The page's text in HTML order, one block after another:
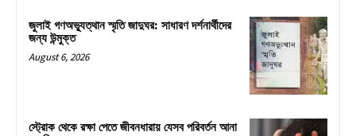
জুলাই গণঅভ্যুত্থান স্মৃতি জাদুঘর: সাধারণ দর্শনার্থীদের
জন্য উন্মুক্ত
August 6, 2026
স্ট্রোক থেকে রক্ষা পেতে জীবনধারায় যেসব পরিবর্তন আনা